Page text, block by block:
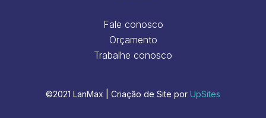
Fale conosco
Orçamento
Trabalhe conosco
©2021 LanMax | Criação de Site por UpSites